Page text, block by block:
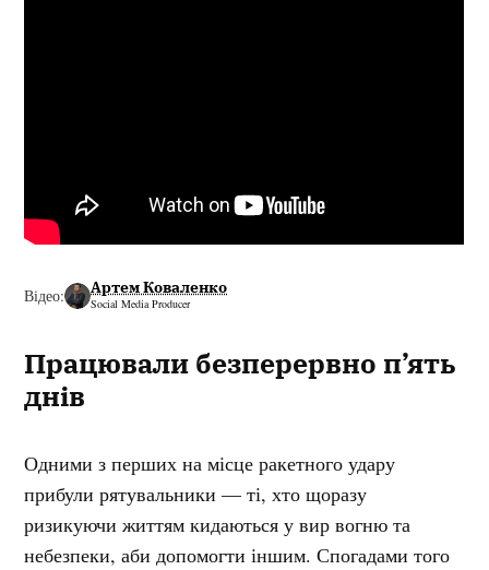
Артем Коваленко
Social Media Producer
Працювали безперервно п’ять
днів
Одними з перших на місце ракетного удару
прибули рятувальники — ті, хто щоразу
ризикуючи життям кидаються у вир вогню та
небезпеки, аби допомогти іншим. Спогадами того